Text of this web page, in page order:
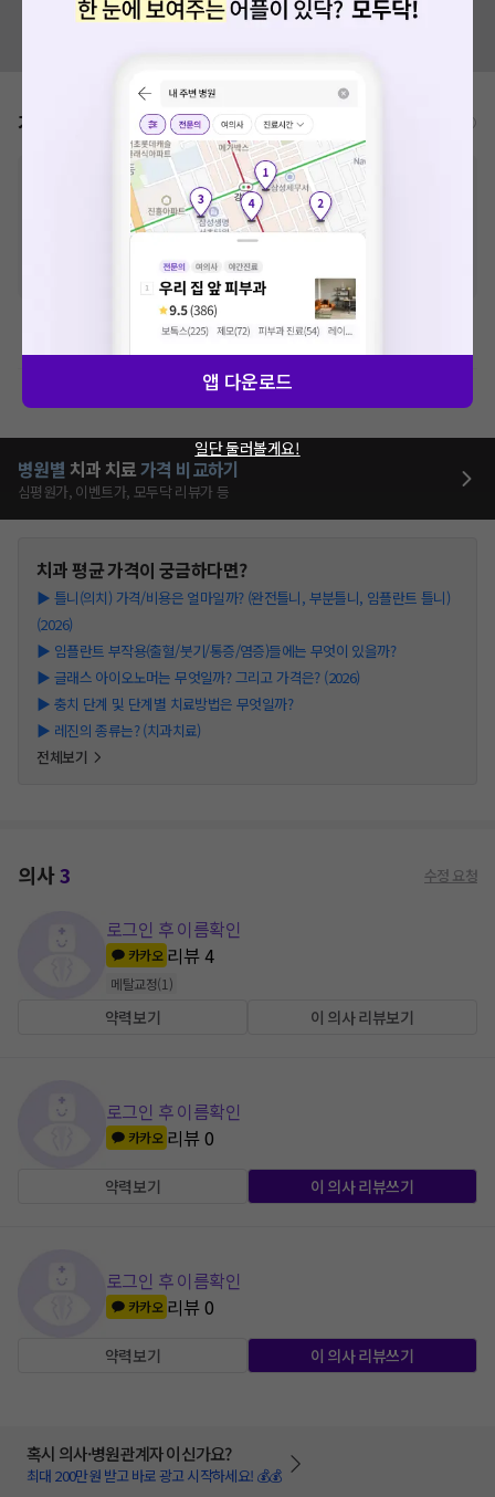
혹시 잘못된 병원정보가 있나요?
가격표
비급여 항목의 경우,추가비용 등으로 실제 가격과 상이할 수 있으니, 정확
한 가격은 해당 의료기관에 직접 문의해주세요.
급여 항목의 경우, 건강보험심사평가원에 고지되어 있는 급여 진료 기준 가
격입니다. (진료와 연관된 복합적인 비용이 추가되어, 병원마다 금액이 다르게
VAT 포함
병원별 치과 치료가격 비교하기
심평원가, 이벤트가, 모두닥 리뷰가 등
치과평균 가격이 궁금하다면?
▶ 틀니(의치) 가격/비용은 얼마일까? (완전틀니, 부분틀니, 임플란트 틀니)
(2026)
▶ 임플란트 부작용(출혈/붓기/통증/염증)들에는 무엇이 있을까?
▶ 글래스 아이오노머는 무엇일까? 그리고 가격은? (2026)
▶ 충치 단계 및 단계별 치료방법은 무엇일까?
▶ 레진의 종류는? (치과치료)
전체보기
의사3 수정 요청
로그인 후 이름확인
카카오 리뷰4
메탈교정(1 )
약력보기 이 의사 리뷰보기
로그인 후 이름확인
카카오 리뷰0
약력보기 이 의사 리뷰쓰기
로그인 후 이름확인
카카오 리뷰0
약력보기 이 의사 리뷰쓰기
혹시 의사·병원관계자 이신가요?
최대 200만원 받고 바로 광고 시작하세요! 💰💰
앱 다운로드
일단 둘러볼게요!